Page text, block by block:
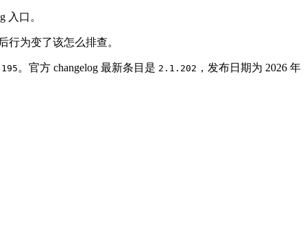
入口。
行为变了该怎么排查。
。官方 changelog 最新条目是 2.1.202 ，发布日期为 2026 年